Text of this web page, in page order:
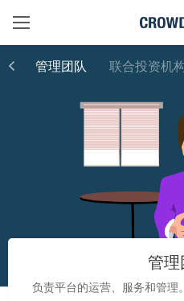
管理团队 联合投资机
管理
负责平台的运营、服务和管理。